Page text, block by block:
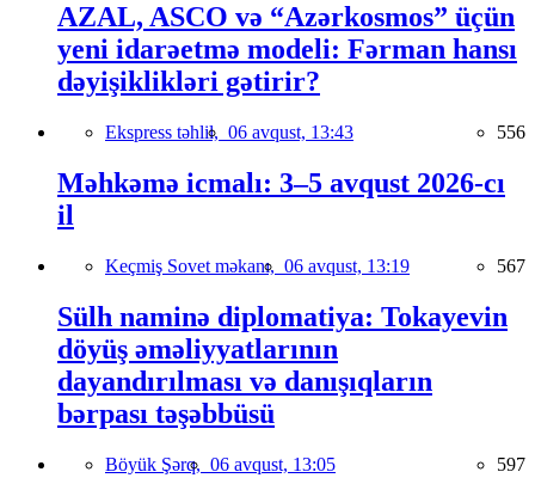
AZAL, ASCO və “Azərkosmos” üçün
yeni idarəetmə modeli: Fərman hansı
dəyişiklikləri gətirir?
Ekspress təhlil, 06 avqust, 13:43 556
Məhkəmə icmalı: 3–5 avqust 2026-cı
il
Keçmiş Sovet məkanı, 06 avqust, 13:19 567
Sülh naminə diplomatiya: Tokayevin
döyüş əməliyyatlarının
dayandırılması və danışıqların
bərpası təşəbbüsü
Böyük Şərq, 06 avqust, 13:05 597